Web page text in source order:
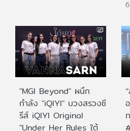
"MGI Beyond" ผนึก
กำลัง "iQIYI" บวงสรวงซี
รีส์ iQIYI Original
"Under Her Rules ใต้